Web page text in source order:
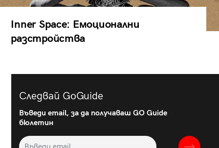
Inner Space: Емоционални
разстройства
Следвай GoGuide
Въведи email, за да получаваш GO Guide
бюлетин